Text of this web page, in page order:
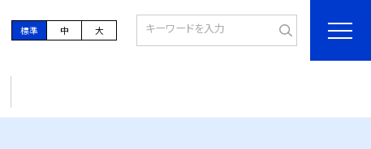
標準 中 大